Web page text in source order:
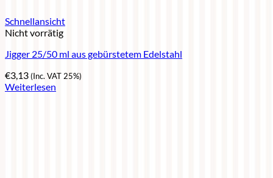
Schnellansicht
Nicht vorrätig
Jigger 25/50 ml aus gebürstetem Edelstahl
€3,13(Inc. VAT 25%)
Weiterlesen